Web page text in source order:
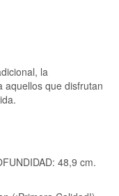
la
aquellos que disfrutan
48,9 cm.